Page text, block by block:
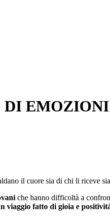
il cuore sia di chi li riceve
che hanno difficoltà a
viaggio fatto di gioia e